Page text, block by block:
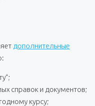
дополнительные
справок и документов;
курсу;